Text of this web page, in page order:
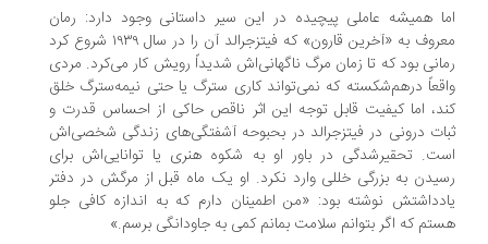
همیشه عاملی پیچیده در این سیر داستانی وجود دارد: رمان
معروف به «آخرین قارون» که فیتزجرالد آن را در سال ۱۹۳۹ شروع کرد
بود که تا زمان مرگ ناگهانی‌اش شدیداً رویش کار می‌کرد. مردی
درهم‌شکسته که نمی‌تواند کاری سترگ یا حتی نیمه‌سترگ خلق
اما کیفیت قابل توجه این اثر ناقص حاکی از احساس قدرت و
درونی در فیتزجرالد در بحبوحه آشفتگی‌های زندگی شخصی‌اش
تحقیرشدگی در باور او به شکوه هنری یا توانایی‌اش برای
به بزرگی خللی وارد نکرد. او یک ماه قبل از مرگش در دفتر
نوشته بود: «من اطمینان دارم که به اندازه کافی جلو
که اگر بتوانم سلامت بمانم کمی به جاودانگی برسم.»